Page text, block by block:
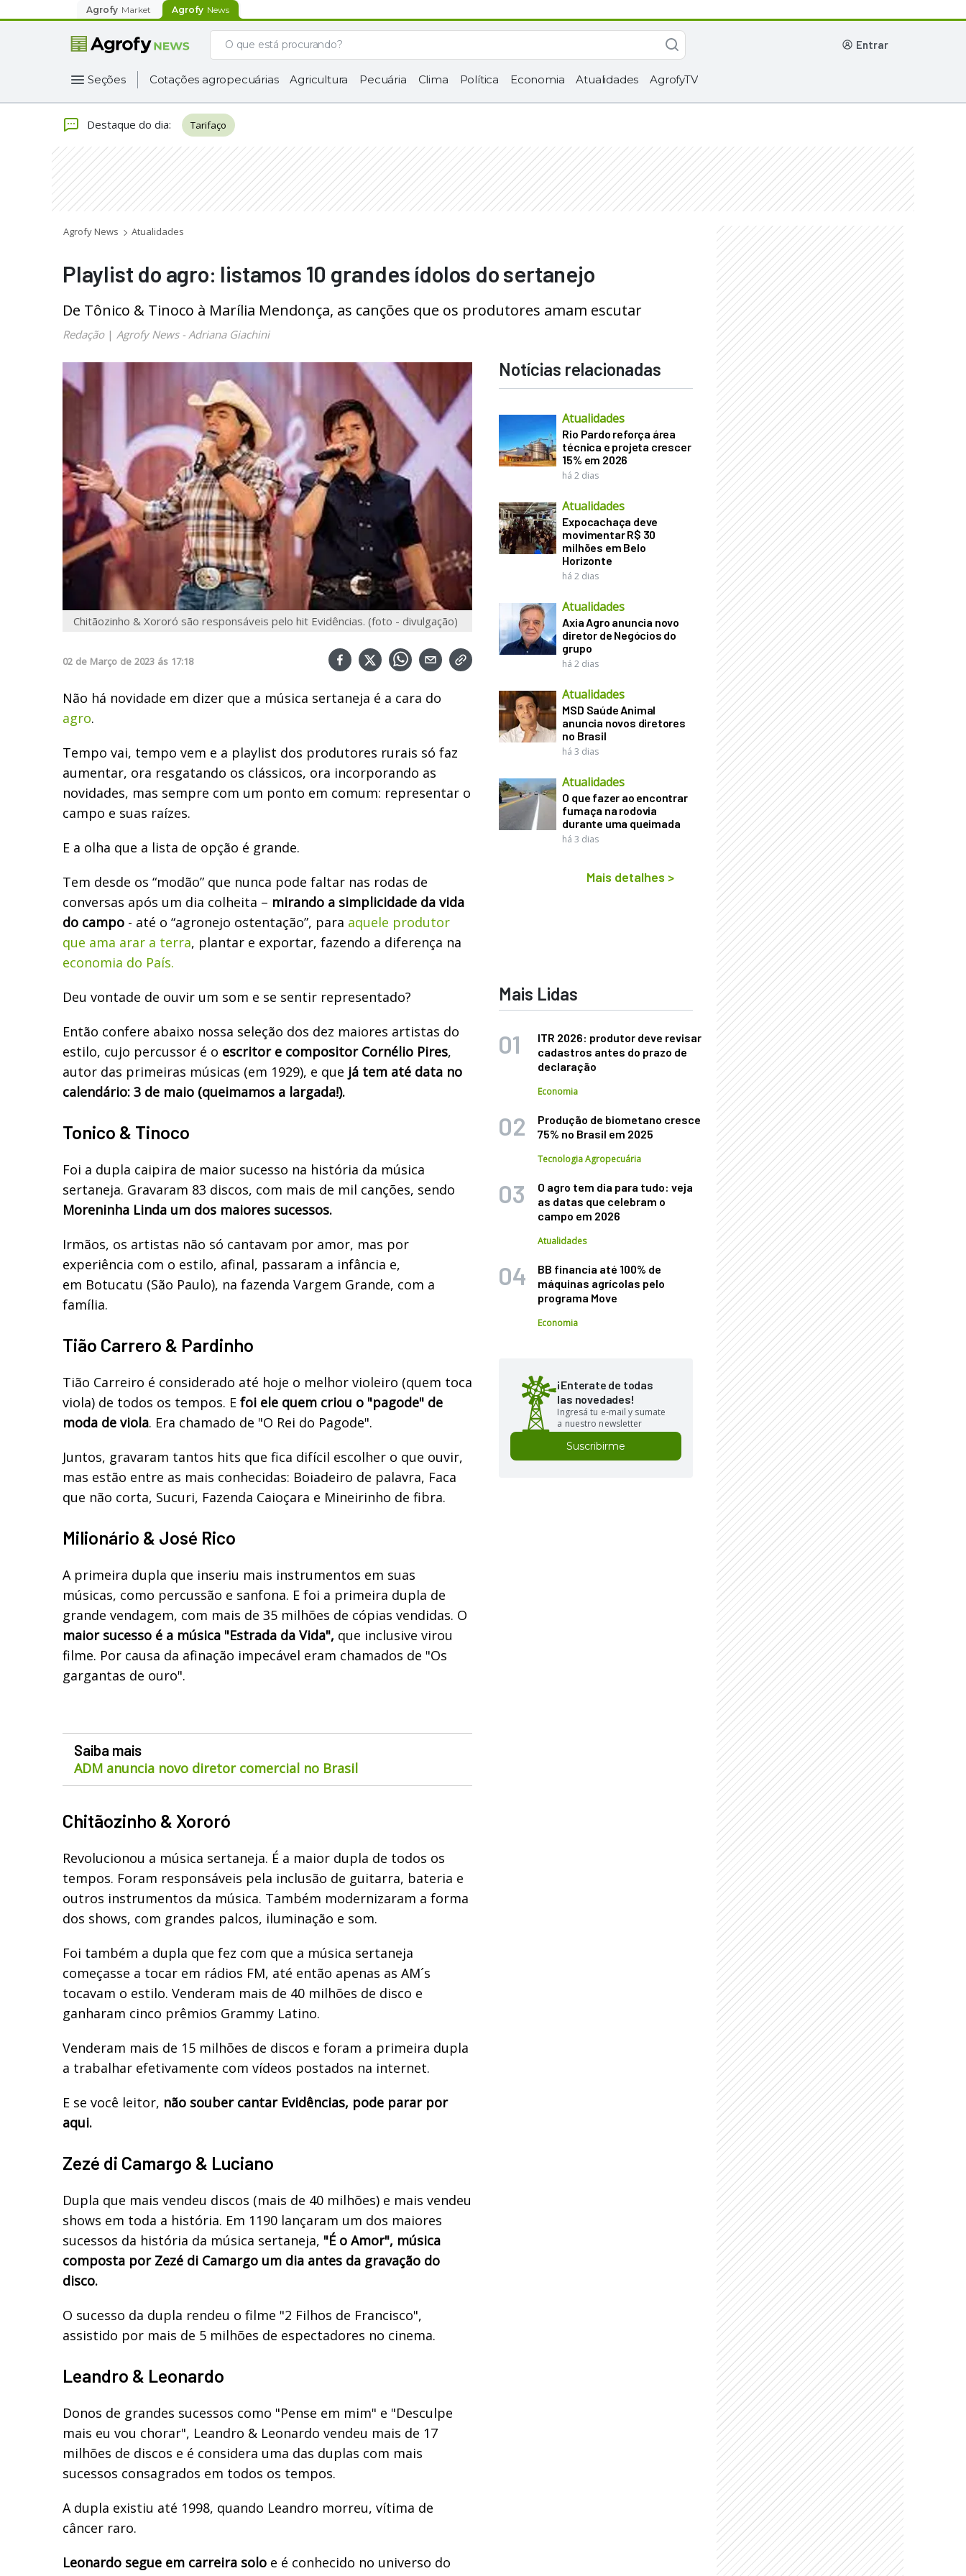
Agrofy Market Agrofy News
entrar
Seções Cotações agropecuárias Agricultura Pecuária Clima Política Economia Atualidades AgrofyTV
Destaque do dia: Tarifaço
Agrofy News Atualidades
Playlist do agro: listamos 10 grandes ídolos do sertanejo
De Tônico & Tinoco à Marília Mendonça, as canções que os produtores amam escutar
Redação| Agrofy News - Adriana Giachini
Chitãozinho & Xororó são responsáveis pelo hit Evidências. (foto - divulgação)
02 de Março de 2023 ás 17:18
Não há novidade em dizer que a música sertaneja é a cara do
agro.
Tempo vai, tempo vem e a playlist dos produtores rurais só faz
aumentar, ora resgatando os clássicos, ora incorporando as
novidades, mas sempre com um ponto em comum: representar o
campo e suas raízes.
E a olha que a lista de opção é grande.
Tem desde os “modão” que nunca pode faltar nas rodas de
conversas após um dia colheita – mirando a simplicidade da vida
do campo - até o “agronejo ostentação”, para aquele produtor
que ama arar a terra, plantar e exportar, fazendo a diferença na
economia do País.
Deu vontade de ouvir um som e se sentir representado?
Então confere abaixo nossa seleção dos dez maiores artistas do
estilo, cujo percussor é o escritor e compositor Cornélio Pires,
autor das primeiras músicas (em 1929), e que já tem até data no
calendário: 3 de maio (queimamos a largada!).
Tonico & Tinoco
Foi a dupla caipira de maior sucesso na história da música
sertaneja. Gravaram 83 discos, com mais de mil canções, sendo
Moreninha Linda um dos maiores sucessos.
Irmãos, os artistas não só cantavam por amor, mas por
experiência com o estilo, afinal, passaram a infância e,
em Botucatu (São Paulo), na fazenda Vargem Grande, com a
família.
Tião Carrero & Pardinho
Tião Carreiro é considerado até hoje o melhor violeiro (quem toca
viola) de todos os tempos. E foi ele quem criou o "pagode" de
moda de viola. Era chamado de "O Rei do Pagode".
Juntos, gravaram tantos hits que fica difícil escolher o que ouvir,
mas estão entre as mais conhecidas: Boiadeiro de palavra, Faca
que não corta, Sucuri, Fazenda Caioçara e Mineirinho de fibra.
Milionário & José Rico
A primeira dupla que inseriu mais instrumentos em suas
músicas, como percussão e sanfona. E foi a primeira dupla de
grande vendagem, com mais de 35 milhões de cópias vendidas. O
maior sucesso é a música "Estrada da Vida", que inclusive virou
filme. Por causa da afinação impecável eram chamados de "Os
gargantas de ouro".
Saiba mais
ADM anuncia novo diretor comercial no Brasil
Chitãozinho & Xororó
Revolucionou a música sertaneja. É a maior dupla de todos os
tempos. Foram responsáveis pela inclusão de guitarra, bateria e
outros instrumentos da música. Também modernizaram a forma
dos shows, com grandes palcos, iluminação e som.
Foi também a dupla que fez com que a música sertaneja
começasse a tocar em rádios FM, até então apenas as AM´s
tocavam o estilo. Venderam mais de 40 milhões de disco e
ganharam cinco prêmios Grammy Latino.
Venderam mais de 15 milhões de discos e foram a primeira dupla
a trabalhar efetivamente com vídeos postados na internet.
E se você leitor, não souber cantar Evidências, pode parar por
aqui.
Zezé di Camargo & Luciano
Dupla que mais vendeu discos (mais de 40 milhões) e mais vendeu
shows em toda a história. Em 1190 lançaram um dos maiores
sucessos da história da música sertaneja, "É o Amor", música
composta por Zezé di Camargo um dia antes da gravação do
disco.
O sucesso da dupla rendeu o filme "2 Filhos de Francisco",
assistido por mais de 5 milhões de espectadores no cinema.
Leandro & Leonardo
Donos de grandes sucessos como "Pense em mim" e "Desculpe
mais eu vou chorar", Leandro & Leonardo vendeu mais de 17
milhões de discos e é considera uma das duplas com mais
sucessos consagrados em todos os tempos.
A dupla existiu até 1998, quando Leandro morreu, vítima de
câncer raro.
Leonardo segue em carreira solo e é conhecido no universo do
Notícias relacionadas
Atualidades
Rio Pardo reforça área
técnica e projeta crescer
15% em 2026
há 2 dias
Atualidades
Expocachaça deve
movimentar R$ 30
milhões em Belo
Horizonte
há 2 dias
Atualidades
Axia Agro anuncia novo
diretor de Negócios do
grupo
há 2 dias
Atualidades
MSD Saúde Animal
anuncia novos diretores
no Brasil
há 3 dias
Atualidades
O que fazer ao encontrar
fumaça na rodovia
durante uma queimada
há 3 dias
Mais detalhes >
Mais Lidas
ITR 2026: produtor deve revisar
cadastros antes do prazo de
declaração
Economia
Produção de biometano cresce
75% no Brasil em 2025
Tecnologia Agropecuária
O agro tem dia para tudo: veja
as datas que celebram o
campo em 2026
Atualidades
BB financia até 100% de
máquinas agrícolas pelo
programa Move
Economia
¡Enterate de todas
las novedades!
Ingresá tu e-mail y sumate
a nuestro newsletter
Suscribirme